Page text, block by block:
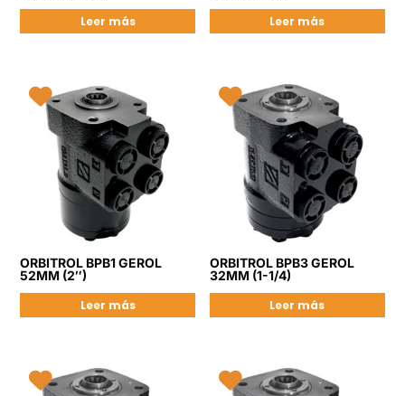
Leer más
Leer más
ORBITROL BPB1 GEROL
52MM (2″)
Leer más
ORBITROL BPB3 GEROL
32MM (1-1/4)
Leer más